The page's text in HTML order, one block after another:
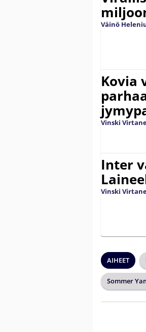
Väinö
Kovia
Vinski
Inter
Vinski
AIHEET
Sommer